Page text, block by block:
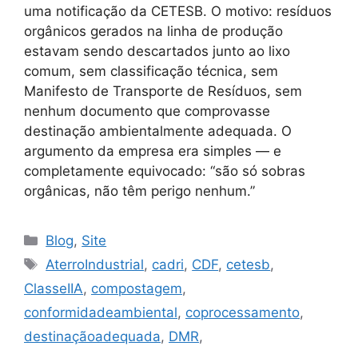
uma notificação da CETESB. O motivo: resíduos
orgânicos gerados na linha de produção
estavam sendo descartados junto ao lixo
comum, sem classificação técnica, sem
Manifesto de Transporte de Resíduos, sem
nenhum documento que comprovasse
destinação ambientalmente adequada. O
argumento da empresa era simples — e
completamente equivocado: “são só sobras
orgânicas, não têm perigo nenhum.”
Blog, Site
AterroIndustrial, cadri, CDF, cetesb,
ClasseIIA, compostagem,
conformidadeambiental, coprocessamento,
destinaçãoadequada, DMR,